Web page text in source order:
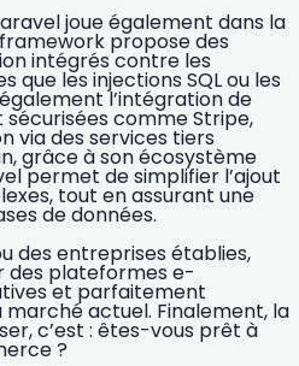
joue également dans la
propose des
intégrés contre les
que les injections SQL ou les
l’intégration de
comme Stripe,
via des services tiers
grâce à son écosystème
permet de simplifier l’ajout
tout en assurant une
de données.
des entreprises établies,
des plateformes e-
et parfaitement
marché actuel. Finalement, la
c’est : êtes-vous prêt à
?